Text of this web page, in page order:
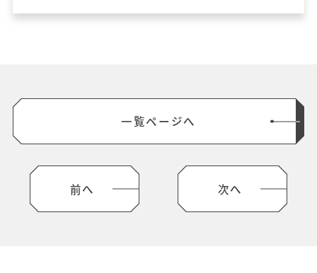
装リフォーム工事
前へ
一覧ページへ
次へ